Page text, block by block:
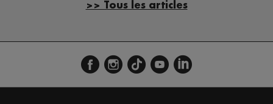
>> Tous les articles